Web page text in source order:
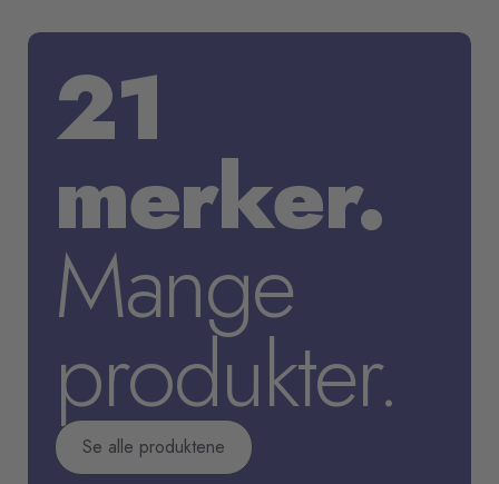
21
merker.
Mange
produkter.
Se alle produktene